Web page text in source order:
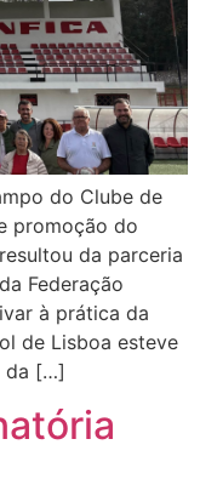
do Clube de
promoção do
da parceria
Federação
à prática da
de Lisboa esteve
da […]